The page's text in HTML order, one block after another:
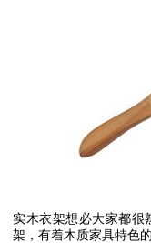
实木衣架想必大家都很
架，有着木质家具特色